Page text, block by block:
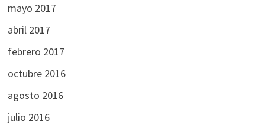
mayo 2017
abril 2017
febrero 2017
octubre 2016
agosto 2016
julio 2016